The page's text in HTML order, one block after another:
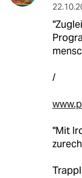
/
"Mit
Trappl